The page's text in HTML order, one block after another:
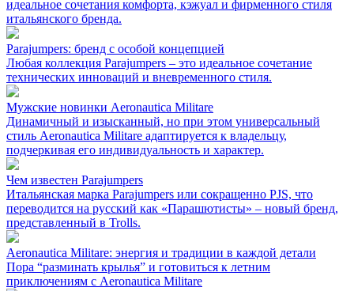
идеальное сочетания комфорта, кэжуал и фирменного стиля
итальянского бренда.
Parajumpers: бренд с особой концепцией
Любая коллекция Parajumpers – это идеальное сочетание
технических инноваций и вневременного стиля.
Мужские новинки Aeronautica Militare
Динамичный и изысканный, но при этом универсальный
стиль Aeronautica Militare адаптируется к владельцу,
подчеркивая его индивидуальность и характер.
Чем известен Parajumpers
Итальянская марка Parajumpers или сокращенно PJS, что
переводится на русский как «Парашютисты» – новый бренд,
представленный в Trolls.
Aeronautica Militare: энергия и традиции в каждой детали
Пора “разминать крылья” и готовиться к летним
приключениям с Aeronautica Militare